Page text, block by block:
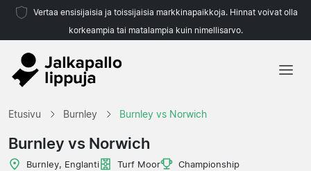
Vertaa ensisijaisia ja toissijaisia markkinapaikkoja. Hinnat voivat olla
korkeampia tai matalampia kuin nimellisarvo.
Etusivu Burnley Burnley vs Norwich
Burnley vs Norwich
Burnley, Englanti Turf Moor
Championship